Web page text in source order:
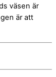
väsen är
är att